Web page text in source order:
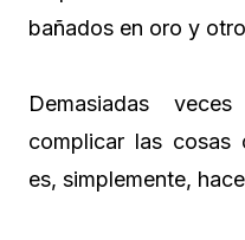
bañados en oro y
Demasiadas
complicar las cosas
es, simplemente,